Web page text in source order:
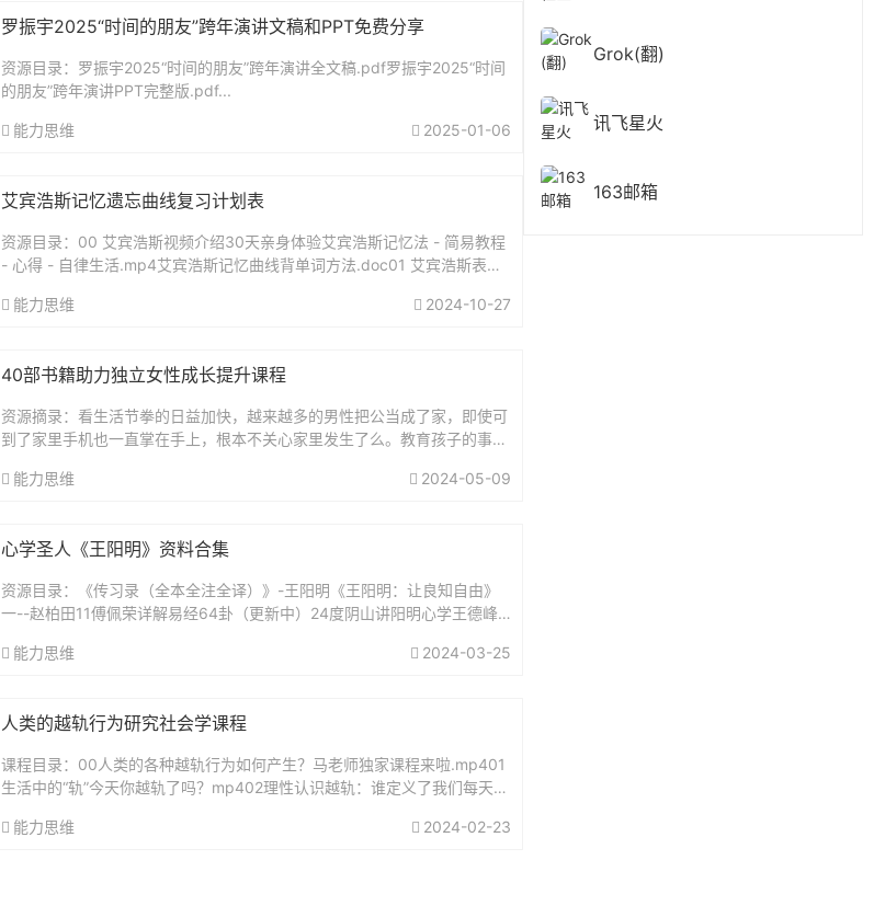
罗振宇2025“时间的朋友”跨年演讲文稿和PPT免费分享
资源目录：罗振宇2025“时间的朋友”跨年演讲全文稿.pdf罗振宇2025“时间
的朋友”跨年演讲PPT完整版.pdf...
能力思维 2025-01-06
艾宾浩斯记忆遗忘曲线复习计划表
资源目录：00 艾宾浩斯视频介绍30天亲身体验艾宾浩斯记忆法 - 简易教程
- 心得 - 自律生活.mp4艾宾浩斯记忆曲线背单词方法.doc01 艾宾浩斯表格
能力思维
2024-10-27
40部书籍助力独立女性成长提升课程
资源摘录：看生活节拳的日益加快，越来越多的男性把公当成了家，即使可
到了家里手机也一直掌在手上，根本不关心家里发生了么。教育孩子的事，
严...能力思维 2024-05-09
心学圣人《王阳明》资料合集
资源目录：《传习录（全本全注全译）》-王阳明《王阳明：让良知自由》
一--赵柏田11傅佩荣详解易经64卦（更新中）24度阴山讲阳明心学王德峰
能力思维
2024-03-25
人类的越轨行为研究社会学课程
课程目录：00人类的各种越轨行为如何产生？马老师独家课程来啦.mp401
生活中的“轨”今天你越轨了吗？mp402理性认识越轨：谁定义了我们每天的
能力思维
2024-02-23
Grok(翻)
讯飞星火
163邮箱